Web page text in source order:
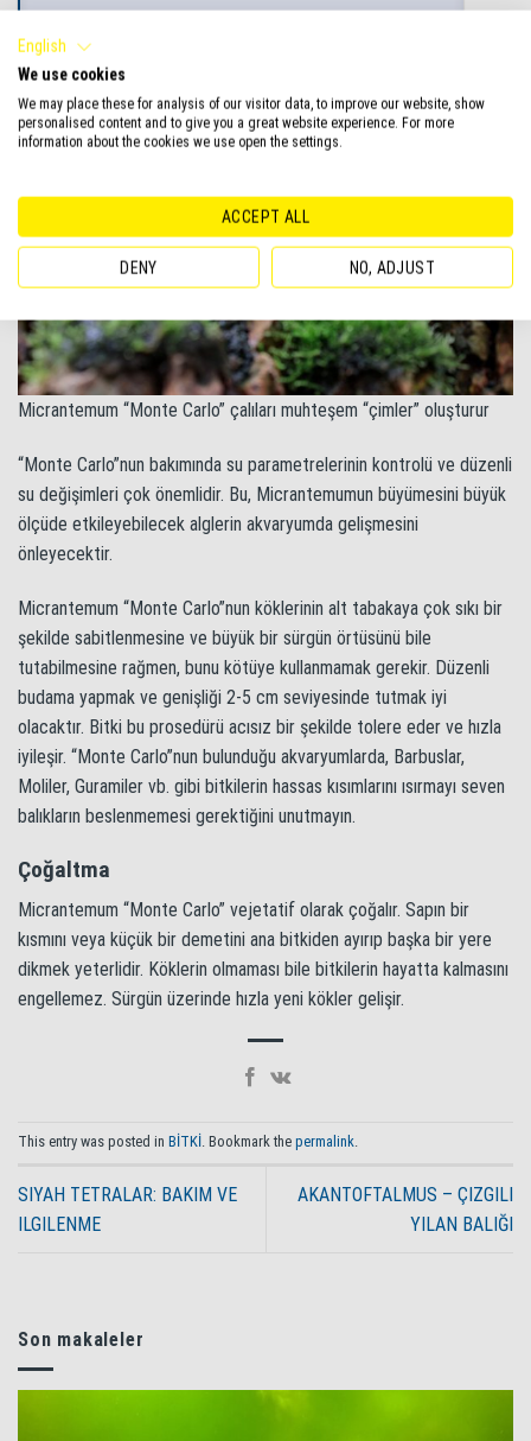
Micrantemum “Monte Carlo” çalıları muhteşem “çimler” oluşturur
“Monte Carlo”nun bakımında su parametrelerinin kontrolü ve düzenli
su değişimleri çok önemlidir. Bu, Micrantemumun büyümesini büyük
ölçüde etkileyebilecek alglerin akvaryumda gelişmesini
önleyecektir.
Micrantemum “Monte Carlo”nun köklerinin alt tabakaya çok sıkı bir
şekilde sabitlenmesine ve büyük bir sürgün örtüsünü bile
tutabilmesine rağmen, bunu kötüye kullanmamak gerekir. Düzenli
budama yapmak ve genişliği 2-5 cm seviyesinde tutmak iyi
olacaktır. Bitki bu prosedürü acısız bir şekilde tolere eder ve hızla
iyileşir. “Monte Carlo”nun bulunduğu akvaryumlarda, Barbuslar,
Moliler, Guramiler vb. gibi bitkilerin hassas kısımlarını ısırmayı seven
balıkların beslenmemesi gerektiğini unutmayın.
Çoğaltma
Micrantemum “Monte Carlo” vejetatif olarak çoğalır. Sapın bir
kısmını veya küçük bir demetini ana bitkiden ayırıp başka bir yere
dikmek yeterlidir. Köklerin olmaması bile bitkilerin hayatta kalmasını
engellemez. Sürgün üzerinde hızla yeni kökler gelişir.
This entry was posted in BİTKİ. Bookmark the permalink.
SIYAH TETRALAR: BAKIM VE
ILGILENME
AKANTOFTALMUS – ÇIZGILI
YILAN BALIĞI
Son makaleler
English
We use cookies
We may place these for analysis of our visitor data, to improve our website, show
personalised content and to give you a great website experience. For more
information about the cookies we use open the settings.
ACCEPT ALL
DENY NO, ADJUST